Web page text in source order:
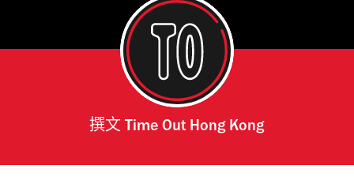
撰文 Time Out Hong Kong